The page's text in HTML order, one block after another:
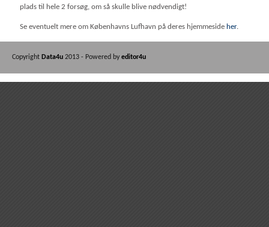
plads til hele 2 forsøg, om så skulle blive nødvendigt!
Se eventuelt mere om Københavns Lufhavn på deres hjemmeside her.
Copyright Data4u 2013 - Powered by editor4u